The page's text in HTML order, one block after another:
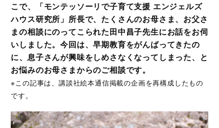
こで、「モンテッソーリで子育て支援 エンジェルズ
ハウス研究所」所長で、たくさんのお母さま、お父さ
まの相談にのってこられた田中昌子先生にお話をお伺
いしました。今回は、早期教育をがんばってきたの
に、息子さんが興味をしめさなくなってしまった、と
お悩みのお母さまからのご相談です。
※この記事は、講談社絵本通信掲載の企画を再構成したもの
です。